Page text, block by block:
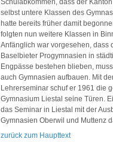
selbst untere Klassen des
hatte bereits früher damit
folgten nun weitere Klassen in
Anfänglich war vorgesehen, dass
Baselbieter Progymnasien in
Engpässe bestehen blieben,
auch Gymnasien aufbauen. Mit
Lehrerseminar schuf er 1961 die
Gymnasium Liestal seine Türen.
das Seminar in Liestal mit der
Gymnasien Oberwil und Muttenz
zurück zum Haupttext